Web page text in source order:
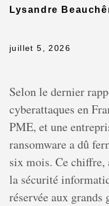
Lysandre
juillet 5, 2026
Selon le dernier
cyberattaques en
PME, et une
ransomware a dû
six mois. Ce chiffre,
la sécurité
réservée aux grands